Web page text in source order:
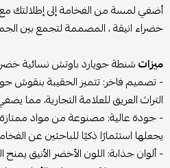
أضفي لمسة من الفخامة إلى إطلالتك
خضراء انيقة ، المصممة لتجمع بين
ميزاتشنطة جويارد باوتش نسائية
- تصميم فاخر: تتميز الحقيبة بنقوش
التراث العريق للعلامة التجارية، مما
- جودة عالية: مصنوعة من مواد
يجعلها استثمارًا ذكيًا للباحثين عن
- ألوان جذابة: اللون الأخضر الأنيق